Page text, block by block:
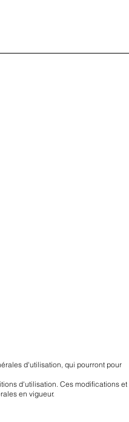
d'utilisation, qui pourront pour
d'utilisation. Ces modifications et
en vigueur.